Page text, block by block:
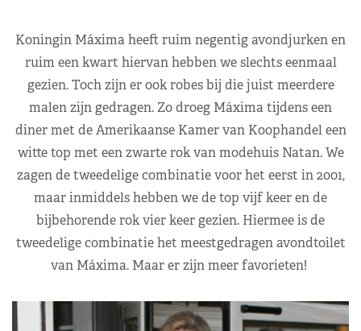
Koningin Máxima heeft ruim negentig avondjurken en
ruim een kwart hiervan hebben we slechts eenmaal
gezien. Toch zijn er ook robes bij die juist meerdere
malen zijn gedragen. Zo droeg Máxima tijdens een
diner met de Amerikaanse Kamer van Koophandel een
witte top met een zwarte rok van modehuis Natan. We
zagen de tweedelige combinatie voor het eerst in 2001,
maar inmiddels hebben we de top vijf keer en de
bijbehorende rok vier keer gezien. Hiermee is de
tweedelige combinatie het meestgedragen avondtoilet
van Máxima. Maar er zijn meer favorieten!